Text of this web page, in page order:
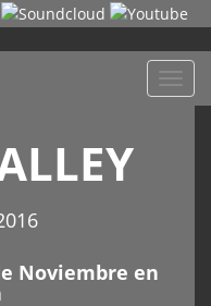
Noviembre en